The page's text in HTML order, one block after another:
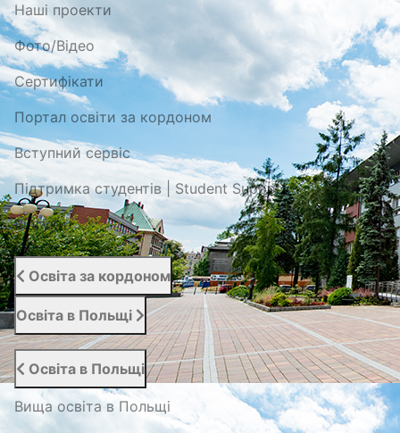
Наші проекти
Фото/Відео
Сертифікати
Портал освіти за кордоном
Вступний сервіс
Підтримка студентів | Student Support
Відгуки
Освіта за кордоном
Освіта в Польщі
Освіта в Польщі
Вища освіта в Польщі